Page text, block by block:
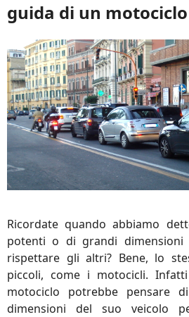
guida di un motociclo
Ricordate quando abbiamo
potenti o di grandi
rispettare gli altri? Bene, lo
piccoli, come i motocicli.
motociclo potrebbe pensare
dimensioni del suo veicolo